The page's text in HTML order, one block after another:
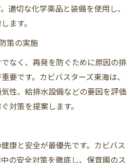
適切な化学薬品と装備を使用し、
ます。
策の実施
なく、再発を防ぐために原因の排
要です。カビバスターズ東海は、
性、給排水設備などの要因を評価
対策を提案します。
康と安全が最優先です。カビバス
の安全対策を徹底し、保育園のス